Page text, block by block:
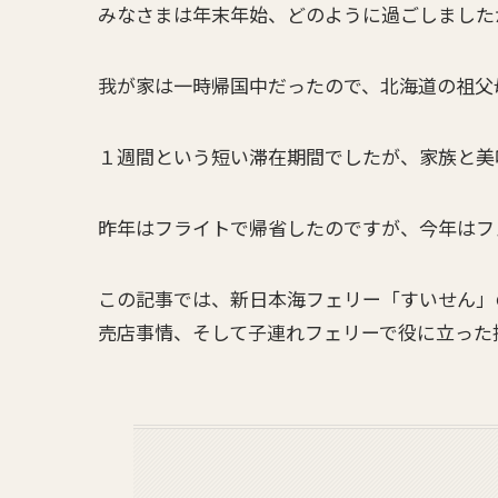
みなさまは年末年始、どのように過ごしまし
我が家は一時帰国中だったので、北海道の祖
１週間という短い滞在期間でしたが、家族
昨年はフライトで帰省したのですが、今年は
この記事では、新日本海フェリー「すいせん
売店事情、そして子連れフェリーで役に立っ